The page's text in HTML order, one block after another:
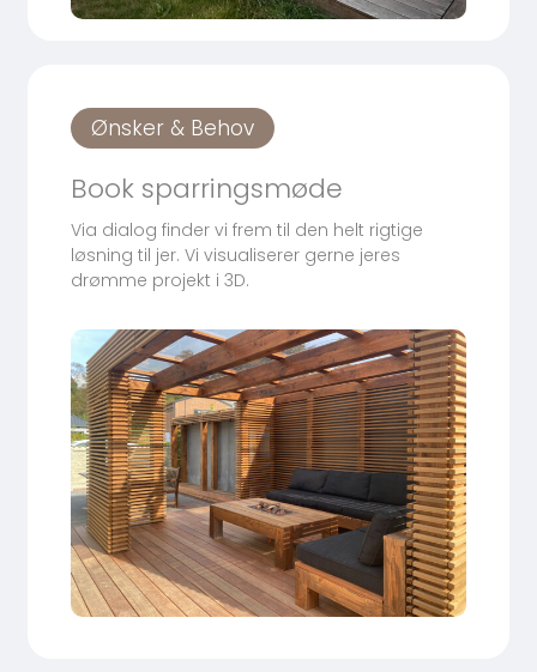
Ønsker & Behov
Book sparringsmøde
Via dialog finder vi frem til den helt rigtige
løsning til jer. Vi visualiserer gerne jeres
drømme projekt i 3D.